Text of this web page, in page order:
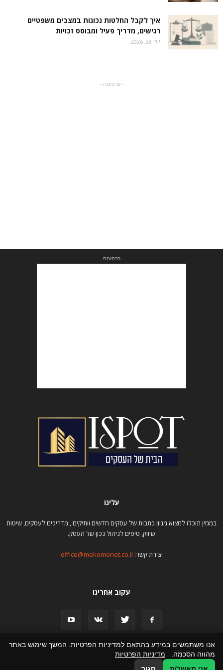
איך לקבל החלטות נכונות במצבים משפטיים
רגישים, מדריך פעיל ומבוסס זכויות
יולי 28, 2026
- פרסומת -
- פרסומת -
עלינו
במגזין תוכלו למצוא מגוון כתבות של עסקים חדשים וותיקים , מדריכים לעסקים, שיטות
שיווק, טיפים לניהול נכון של העסק.
יצירת קשר: office@mekomonet.co.il
עקוב אחרינו
פרסום כתבות תמיכה הצהרת נגישות
אנו משתמשים במידע בהתאם למדיניות הפרטיות. המשך שימוש באתר
מהווה הסכמה. מדיניות הפרטיות